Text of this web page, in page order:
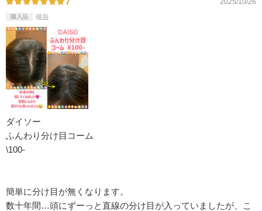
2025/10/26
購入品 現品
ダイソー
ふんわり分け目コーム
\100-
簡単に分け目が無くなります。
数十年間…頭にずーっと直線の分け目が入っていましたが、こ